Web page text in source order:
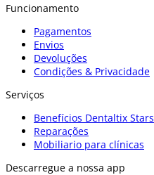
Funcionamento
Pagamentos
Envios
Devoluções
Condições & Privacidade
Serviços
Benefícios Dentaltix Stars
Reparações
Mobiliario para clínicas
Descarregue a nossa app